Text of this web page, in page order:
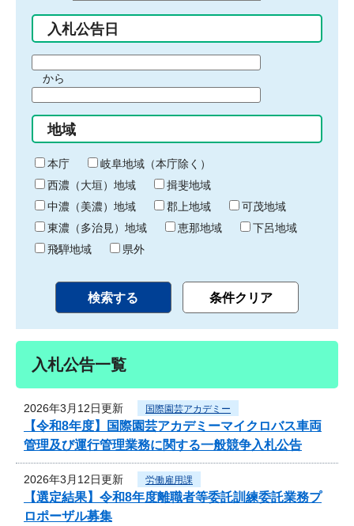
入札公告日
間
始
り
から
間
終
わ
り
地域
本庁
岐阜地域（本庁除く）
西濃（大垣）地域
揖斐地域
中濃（美濃）地域
郡上地域
可茂地域
東濃（多治見）地域
恵那地域
下呂地域
飛騨地域
県外
入札公告一覧
2026年3月12日更新 国際園芸アカデミー
【令和8年度】国際園芸アカデミーマイクロバス車両
管理及び運行管理業務に関する一般競争入札公告
2026年3月12日更新 労働雇用課
【選定結果】令和8年度離職者等委託訓練委託業務プ
ロポーザル募集